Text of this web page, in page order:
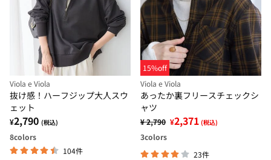
Viola e Viola
抜け感！ハーフジップ大人スウ
ェット
¥2,790 (税込)
8colors
104件
15%off
Viola e Viola
あったか裏フリースチェックシ
ャツ
¥ 2,790 ¥2,371 (税込)
3colors
23件